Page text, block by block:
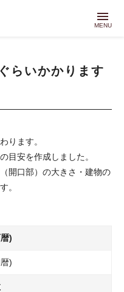
menu
MENU
らいかかります
ります。
目安を作成しました。
開口部）の大きさ・建物の
。
)
)